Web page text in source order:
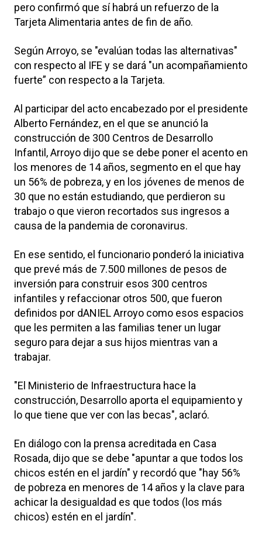
pero confirmó que sí habrá un refuerzo de la
Tarjeta Alimentaria antes de fin de año.
Según Arroyo, se "evalúan todas las alternativas"
con respecto al IFE y se dará "un acompañamiento
fuerte” con respecto a la Tarjeta.
Al participar del acto encabezado por el presidente
Alberto Fernández, en el que se anunció la
construcción de 300 Centros de Desarrollo
Infantil, Arroyo dijo que se debe poner el acento en
los menores de 14 años, segmento en el que hay
un 56% de pobreza, y en los jóvenes de menos de
30 que no están estudiando, que perdieron su
trabajo o que vieron recortados sus ingresos a
causa de la pandemia de coronavirus.
En ese sentido, el funcionario ponderó la iniciativa
que prevé más de 7.500 millones de pesos de
inversión para construir esos 300 centros
infantiles y refaccionar otros 500, que fueron
definidos por dANIEL Arroyo como esos espacios
que les permiten a las familias tener un lugar
seguro para dejar a sus hijos mientras van a
trabajar.
"El Ministerio de Infraestructura hace la
construcción, Desarrollo aporta el equipamiento y
lo que tiene que ver con las becas", aclaró.
En diálogo con la prensa acreditada en Casa
Rosada, dijo que se debe "apuntar a que todos los
chicos estén en el jardín" y recordó que "hay 56%
de pobreza en menores de 14 años y la clave para
achicar la desigualdad es que todos (los más
chicos) estén en el jardín".